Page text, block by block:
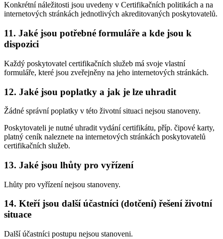
Konkrétní náležitosti jsou uvedeny v Certifikačních politikách a na
internetových stránkách jednotlivých akreditovaných poskytovatelů.
11. Jaké jsou potřebné formuláře a kde jsou k
dispozici
Každý poskytovatel certifikačních služeb má svoje vlastní
formuláře, které jsou zveřejněny na jeho internetových stránkách.
12. Jaké jsou poplatky a jak je lze uhradit
Žádné správní poplatky v této životní situaci nejsou stanoveny.
Poskytovateli je nutné uhradit vydání certifikátu, příp. čipové karty,
platný ceník naleznete na internetových stránkách poskytovatelů
certifikačních služeb.
13. Jaké jsou lhůty pro vyřízení
Lhůty pro vyřízení nejsou stanoveny.
14. Kteří jsou další účastníci (dotčení) řešení životní
situace
Další účastníci postupu nejsou stanoveni.